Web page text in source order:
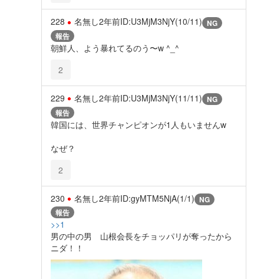
228 名無し2年前ID:U3MjM3NjY(10/11) NG
報告
朝鮮人、よう暴れてるのう〜w ^_^
2
229 名無し2年前ID:U3MjM3NjY(11/11) NG
報告
韓国には、世界チャンピオンが1人もいませんw
なぜ？
2
230 名無し2年前ID:gyMTM5NjA(1/1) NG
報告
>>1
男の中の男 山根会長をチョッパリが奪ったから
ニダ！！